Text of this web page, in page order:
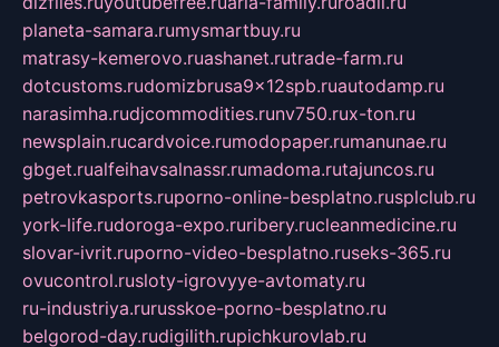
planeta-samara.rumysmartbuy.ru
matrasy-kemerovo.ruashanet.rutrade-farm.ru
dotcustoms.rudomizbrusa9x12spb.ruautodamp.ru
narasimha.rudjcommodities.runv750.rux-ton.ru
newsplain.rucardvoice.rumodopaper.rumanunae.ru
gbget.rualfeihavsalnassr.rumadoma.rutajuncos.ru
petrovkasports.ruporno-online-besplatno.rusplclub.ru
york-life.rudoroga-expo.ruribery.rucleanmedicine.ru
slovar-ivrit.ruporno-video-besplatno.ruseks-365.ru
ovucontrol.rusloty-igrovyye-avtomaty.ru
ru-industriya.rurusskoe-porno-besplatno.ru
belgorod-day.rudigilith.rupichkurovlab.ru